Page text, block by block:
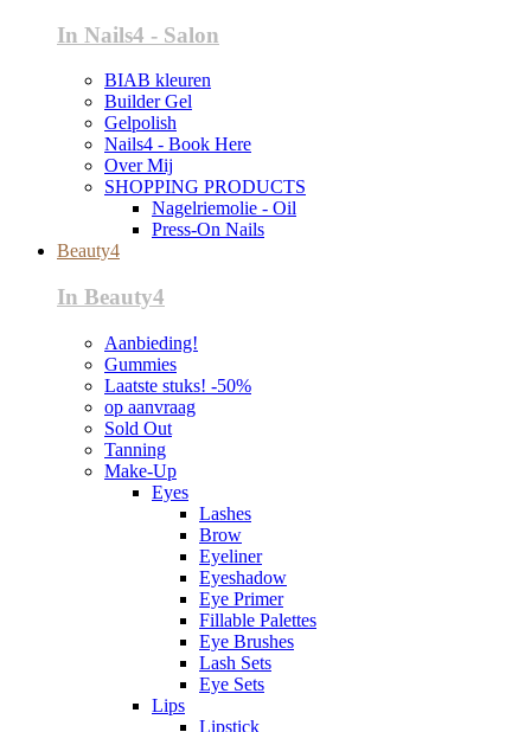
In Nails4 - Salon
BIAB kleuren
Builder Gel
Gelpolish
Nails4 - Book Here
Over Mij
SHOPPING PRODUCTS
Nagelriemolie - Oil
Press-On Nails
Beauty4
In Beauty4
Aanbieding!
Gummies
Laatste stuks! -50%
op aanvraag
Sold Out
Tanning
Make-Up
Eyes
Lashes
Brow
Eyeliner
Eyeshadow
Eye Primer
Fillable Palettes
Eye Brushes
Lash Sets
Eye Sets
Lips
Lipstick